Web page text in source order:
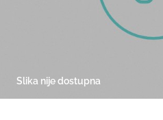
Slika nije dostupna